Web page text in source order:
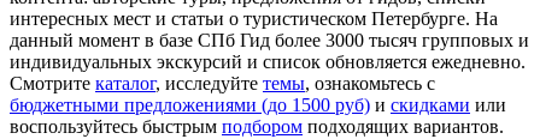
интересных мест и статьи о туристическом Петербурге. На
данный момент в базе СПб Гид более 3000 тысяч групповых и
индивидуальных экскурсий и список обновляется ежедневно.
Смотрите каталог, исследуйте темы, ознакомьтесь с
бюджетными предложениями (до 1500 руб) и скидками или
воспользуйтесь быстрым подбором подходящих вариантов.